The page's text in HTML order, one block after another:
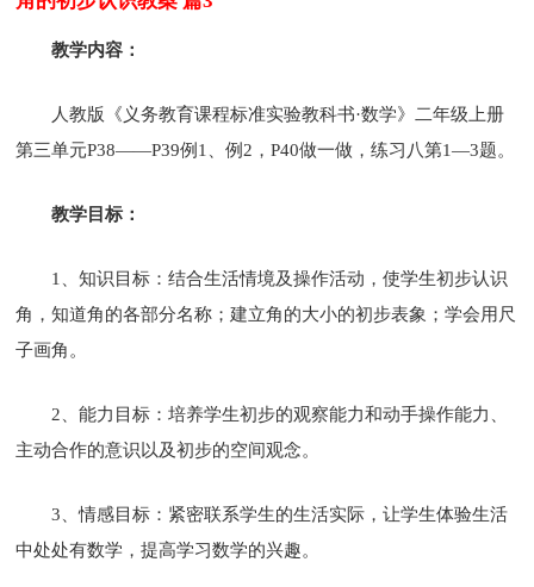
教学内容：
人教版《义务教育课程标准实验教科书·数学》二年级上册
第三单元P38——P39例1、例2，P40做一做，练习八第1—3题。
教学目标：
1、知识目标：结合生活情境及操作活动，使学生初步认识
角，知道角的各部分名称；建立角的大小的初步表象；学会用尺
子画角。
2、能力目标：培养学生初步的观察能力和动手操作能力、
主动合作的意识以及初步的空间观念。
3、情感目标：紧密联系学生的生活实际，让学生体验生活
中处处有数学，提高学习数学的兴趣。